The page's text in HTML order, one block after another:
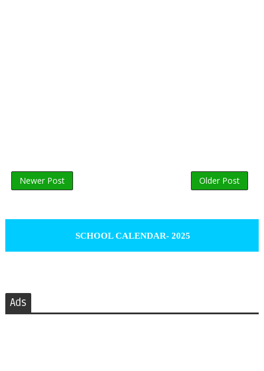
Newer Post Older Post
SCHOOL CALENDAR- 2025
Ads